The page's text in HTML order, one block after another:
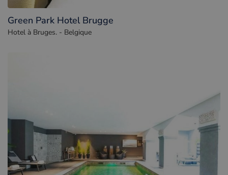
Green Park Hotel Brugge
Hotel à Bruges. - Belgique